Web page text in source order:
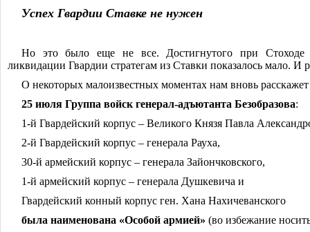
Успех Гвардии Ставке не нужен
Но это было еще не все. Достигнутого при Стоходе
ликвидации Гвардии стратегам из Ставки показалось мало. И
О некоторых малоизвестных моментах нам вновь
25 июля Группа войск генерал-адъютанта Безобразова:
1-й Гвардейский корпус ‒ Великого Князя Павла
2-й Гвардейский корпус ‒ генерала Рауха,
30-й армейский корпус ‒ генерала Зайончковского,
1-й армейский корпус ‒ генерала Душкевича и
Гвардейский конный корпус ген. Хана Нахичеванского
была наименована «Особой армией» (во избежание